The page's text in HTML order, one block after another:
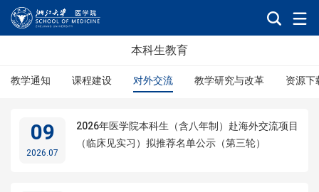
本科生教育
教学通知 课程建设 对外交流 教学研究与改革 资源下
09
2026.07
2026年医学院本科生（含八年制）赴海外交流项目
（临床见实习）拟推荐名单公示（第三轮）